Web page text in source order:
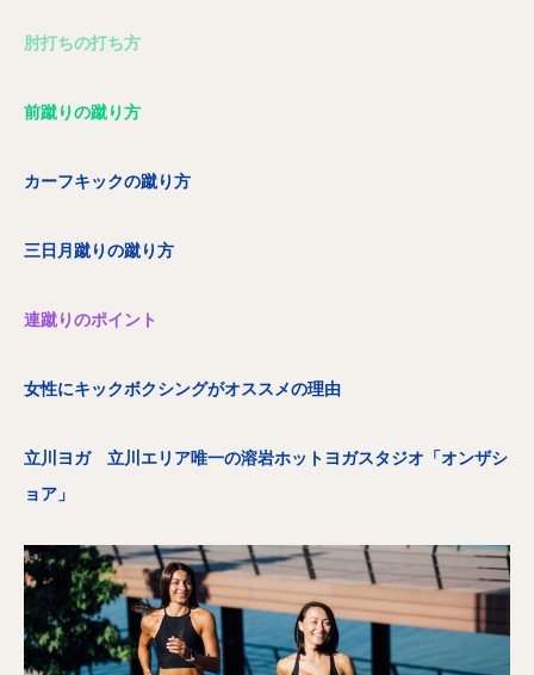
肘打ちの打ち方
前蹴りの蹴り方
カーフキックの蹴り方
三日月蹴りの蹴り方
連蹴りのポイント
女性にキックボクシングがオススメの理由
立川ヨガ 立川エリア唯一の溶岩ホットヨガスタジオ「オンザシ
ョア」